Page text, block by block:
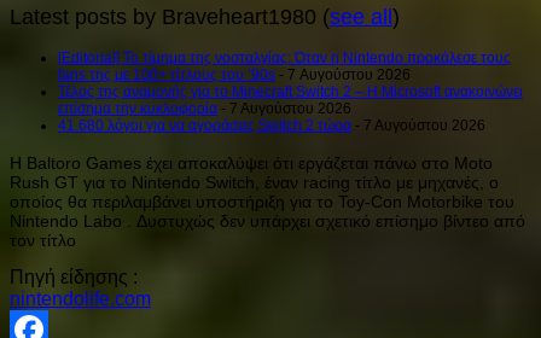
Latest posts by Braveheart1980 (see all)
[Editorial] Το τίμημα της νοσταλγίας: Όταν η Nintendo προκάλεσε τους
fans της με 100+ τίτλους του ’90s - 7 Αυγούστου 2026
Τέλος της αναμονής για το Minecraft Switch 2 – Η Microsoft ανακοινώνει
επίσημα την κυκλοφορία - 7 Αυγούστου 2026
41.680 λόγοι για να αγοράσεις Switch 2 τώρα - 7 Αυγούστου 2026
Η Baltoro Games έχει αποκαλύψει ότι εργάζεται πάνω στο Moto
Rush GT για το Nintendo Switch, έναν racing τίτλο με μηχανές, ο
οποίος θα περιλαμβάνει υποστήριξη για το Toy-Con Motorbike του
Nintendo Labo . Δυστυχώς δεν υπάρχει σχετικό επίσημο βίντεο από
τον τίτλο
Πηγή είδησης :
nintendolife.com